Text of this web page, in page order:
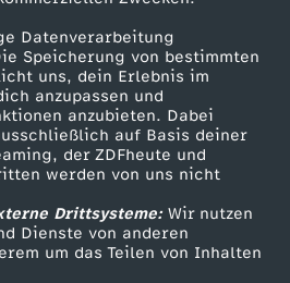
Datenverarbeitung
Speicherung von bestimmten
uns, dein Erlebnis im
anzupassen und
anzubieten. Dabei
auf Basis deiner
der ZDFheute und
werden von uns nicht
Drittsysteme:Wir nutzen
Dienste von anderen
um das Teilen von Inhalten
Zuschauerservice
Hilfe